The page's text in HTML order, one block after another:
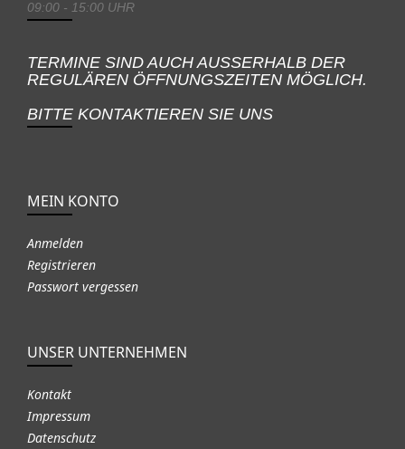
09:00 - 15:00 UHR
TERMINE SIND AUCH AUSSERHALB DER
REGULÄREN ÖFFNUNGSZEITEN MÖGLICH.
BITTE KONTAKTIEREN SIE UNS
MEIN KONTO
Anmelden
Registrieren
Passwort vergessen
UNSER UNTERNEHMEN
Kontakt
Impressum
Datenschutz